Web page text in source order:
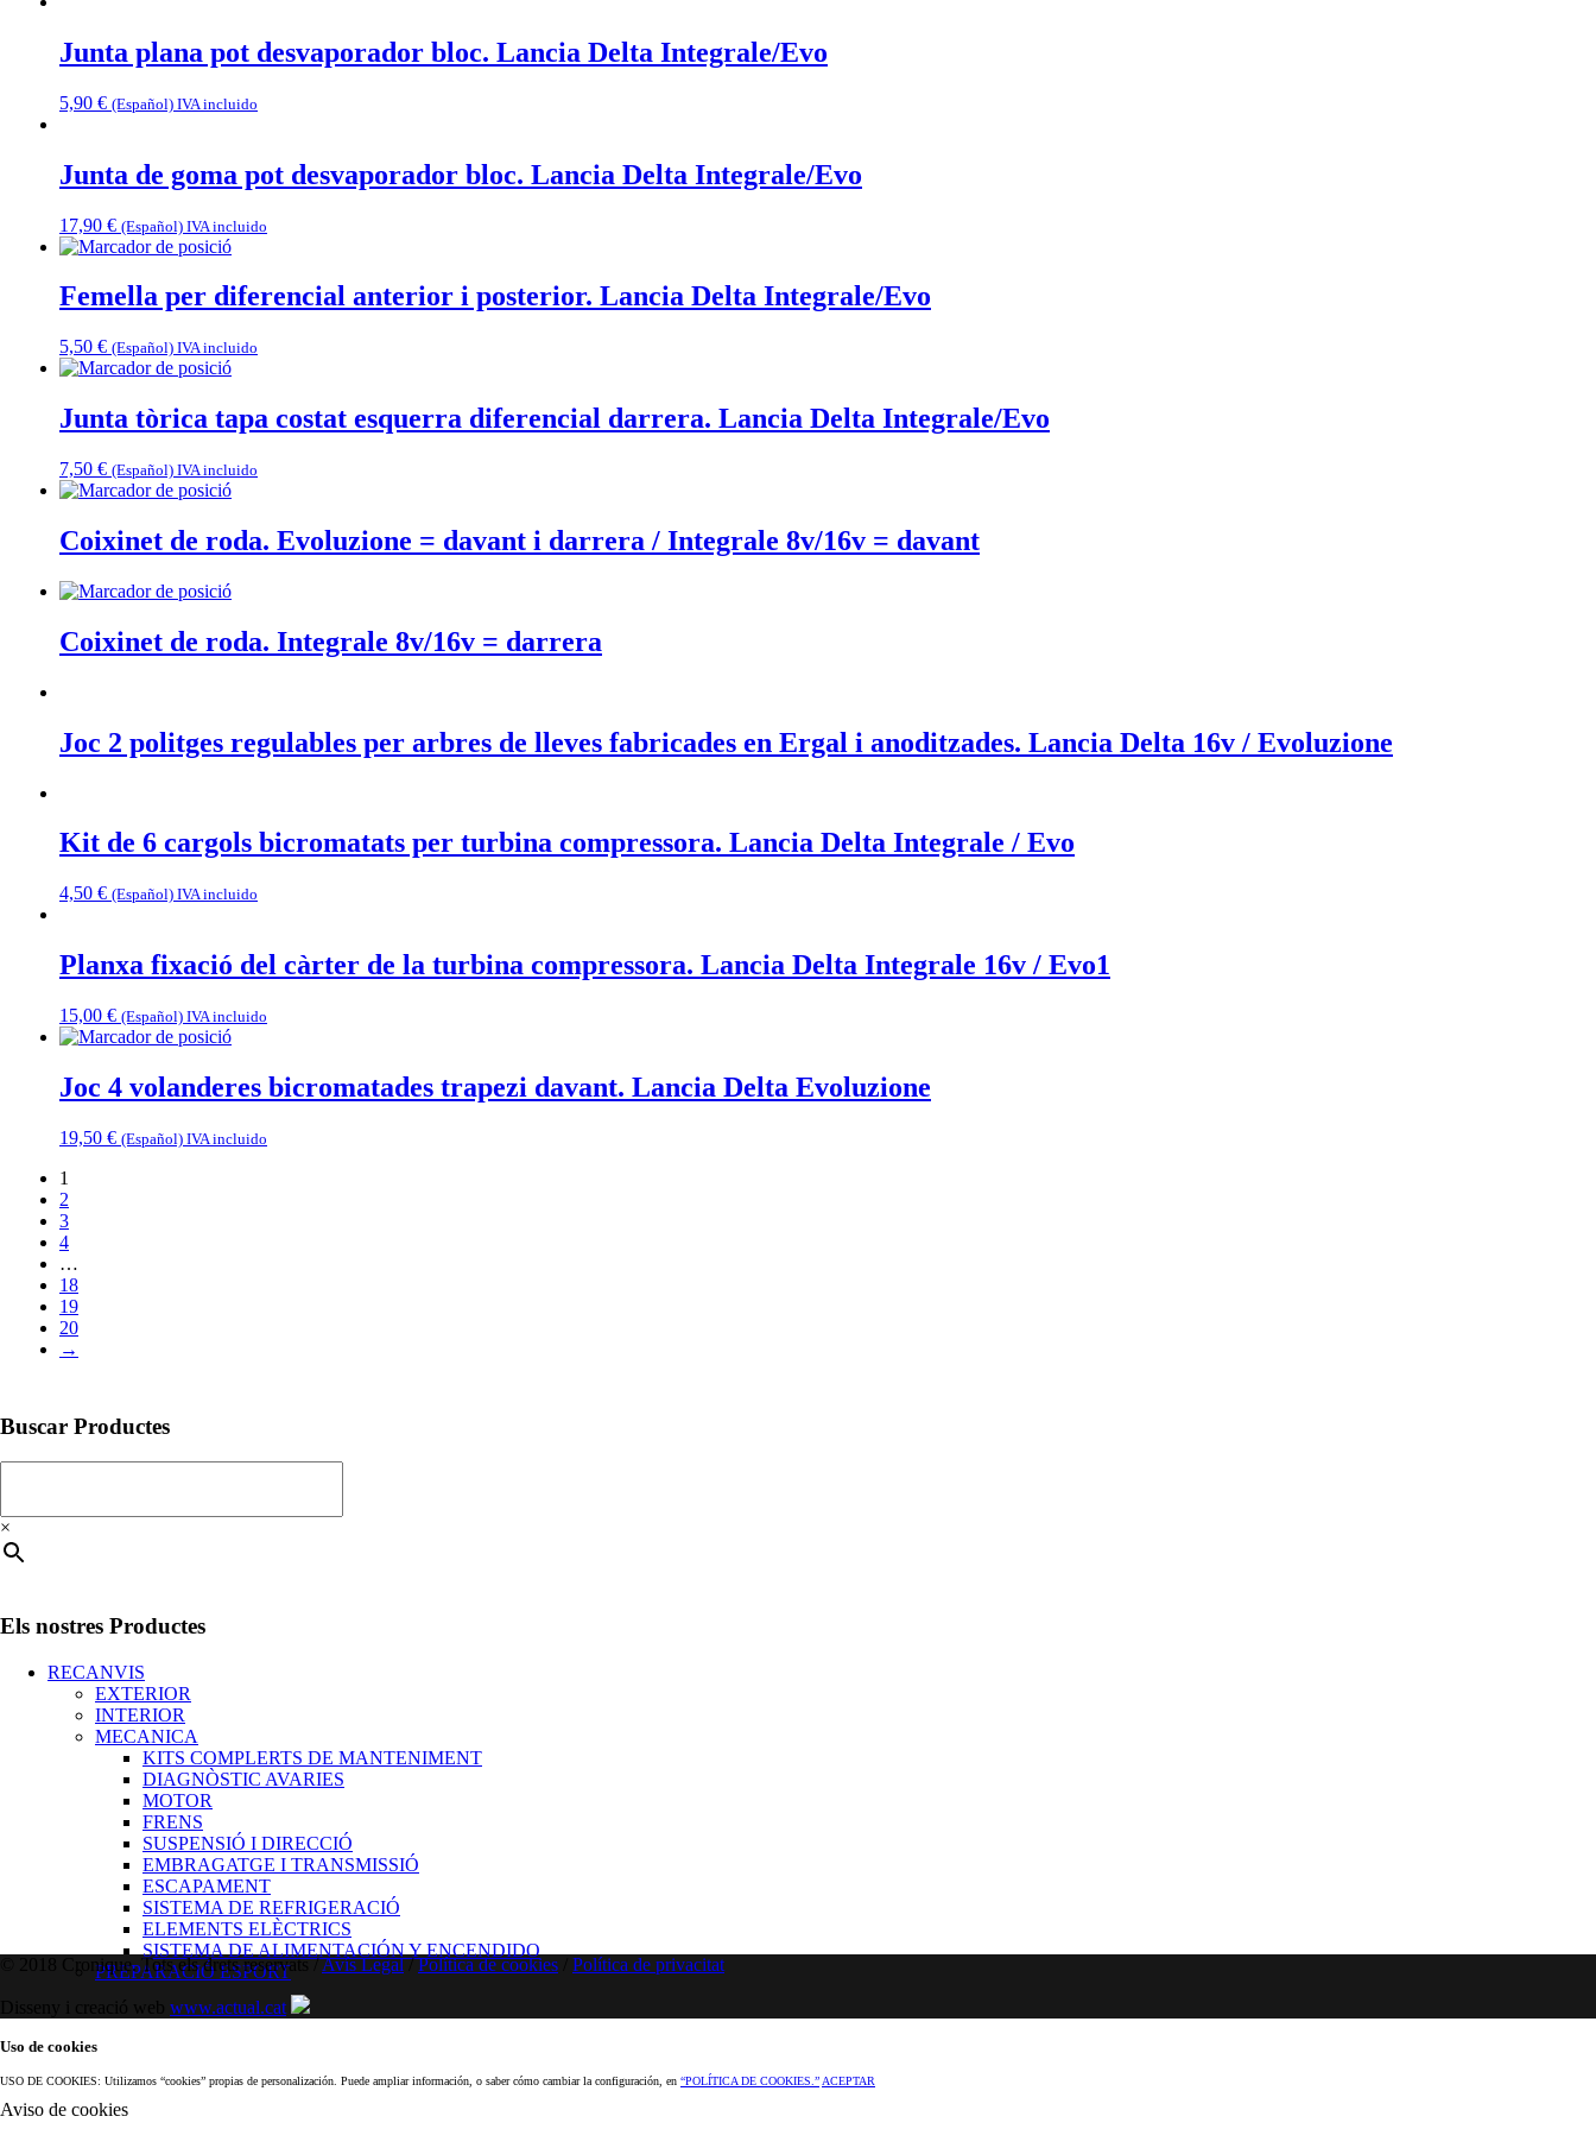
Junta plana pot desvaporador bloc. Lancia Delta Integrale/Evo
5,90 € (Español) IVA incluido
Junta de goma pot desvaporador bloc. Lancia Delta Integrale/Evo
17,90 € (Español) IVA incluido
Femella per diferencial anterior i posterior. Lancia Delta Integrale/Evo
5,50 € (Español) IVA incluido
Junta tòrica tapa costat esquerra diferencial darrera. Lancia Delta Integrale/Evo
7,50 € (Español) IVA incluido
Coixinet de roda. Evoluzione = davant i darrera / Integrale 8v/16v = davant
Coixinet de roda. Integrale 8v/16v = darrera
Joc 2 politges regulables per arbres de lleves fabricades en Ergal i anoditzades. Lancia Delta 16v / Evoluzione
Kit de 6 cargols bicromatats per turbina compressora. Lancia Delta Integrale / Evo
4,50 € (Español) IVA incluido
Planxa fixació del càrter de la turbina compressora. Lancia Delta Integrale 16v / Evo1
15,00 € (Español) IVA incluido
Joc 4 volanderes bicromatades trapezi davant. Lancia Delta Evoluzione
19,50 € (Español) IVA incluido
1
2
3
4
…
18
19
20
→
Buscar Productes
×
Els nostres Productes
RECANVIS
EXTERIOR
INTERIOR
MECANICA
KITS COMPLERTS DE MANTENIMENT
DIAGNÒSTIC AVARIES
MOTOR
FRENS
SUSPENSIÓ I DIRECCIÓ
EMBRAGATGE I TRANSMISSIÓ
ESCAPAMENT
SISTEMA DE REFRIGERACIÓ
ELEMENTS ELÈCTRICS
SISTEMA DE ALIMENTACIÓN Y ENCENDIDO
PREPARACIÓ ESPORT
© 2018 Cronique. Tots els drets reservats /Avís Legal/Política de cookies Política de privacitat
www.actual.cat
Uso de cookies
USO DE COOKIES: Utilizamos “cookies” propias de personalización. Puede ampliar información, o saber cómo cambiar la configuración, en “POLÍTICA DE COOKIES.” ACEPTAR
Aviso de cookies